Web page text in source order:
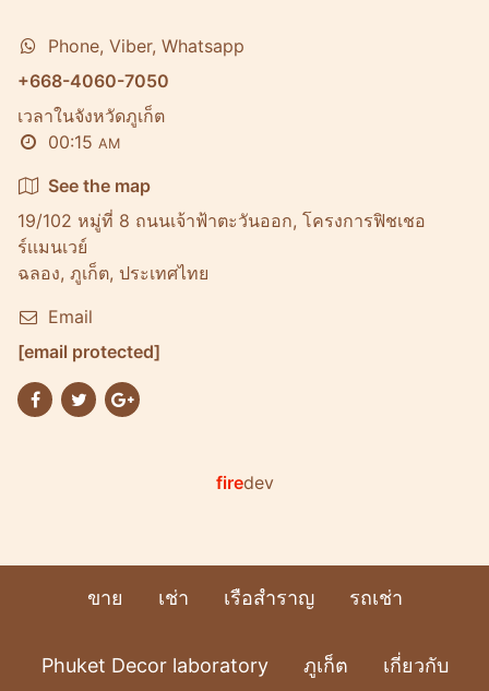
Phone, Viber, Whatsapp
+668-4060-7050
เวลาในจังหวัดภูเก็ต
00:15 AM
See the map
19/102 หมู่ที่ 8 ถนนเจ้าฟ้าตะวันออก, โครงการฟิชเชอ
ร์เเมนเวย์
ฉลอง, ภูเก็ต, ประเทศไทย
Email
[email protected]
firedev
ขาย เช่า เรือสำราญ รถเช่า
Phuket Decor laboratory ภูเก็ต เกี่ยวกับ